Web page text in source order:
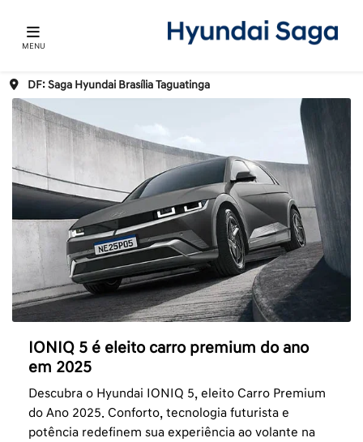
MENU
DF: Saga Hyundai Brasília Taguatinga
IONIQ 5 é eleito carro premium do ano
em 2025
Descubra o Hyundai IONIQ 5, eleito Carro Premium
do Ano 2025. Conforto, tecnologia futurista e
potência redefinem sua experiência ao volante na